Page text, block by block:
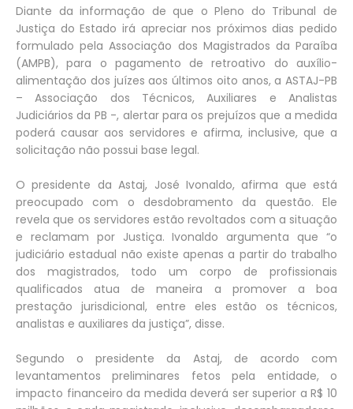
Diante da informação de que o Pleno do Tribunal de
Justiça do Estado irá apreciar nos próximos dias pedido
formulado pela Associação dos Magistrados da Paraíba
(AMPB), para o pagamento de retroativo do auxílio-
alimentação dos juízes aos últimos oito anos, a ASTAJ-PB
– Associação dos Técnicos, Auxiliares e Analistas
Judiciários da PB -, alertar para os prejuízos que a medida
poderá causar aos servidores e afirma, inclusive, que a
solicitação não possui base legal.
O presidente da Astaj, José Ivonaldo, afirma que está
preocupado com o desdobramento da questão. Ele
revela que os servidores estão revoltados com a situação
e reclamam por Justiça. Ivonaldo argumenta que “o
judiciário estadual não existe apenas a partir do trabalho
dos magistrados, todo um corpo de profissionais
qualificados atua de maneira a promover a boa
prestação jurisdicional, entre eles estão os técnicos,
analistas e auxiliares da justiça”, disse.
Segundo o presidente da Astaj, de acordo com
levantamentos preliminares fetos pela entidade, o
impacto financeiro da medida deverá ser superior a R$ 10